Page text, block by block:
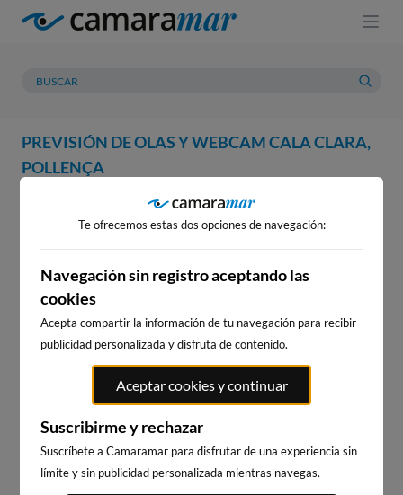
PREVISIÓN DE OLAS Y WEBCAM CALA CLARA,
POLLENÇA
PREVISIÓN METEOROLOGÍA
WEBCAM CALA CLARA,
POLLENÇA
WEBCAMS CERCANAS
Te ofrecemos estas dos opciones de navegación:
Navegación sin registro aceptando las
cookies
Acepta compartir la información de tu navegación para recibir
publicidad personalizada y disfruta de contenido.
Aceptar cookies y continuar
Suscribirme y rechazar
Suscríbete a Camaramar para disfrutar de una experiencia sin
límite y sin publicidad personalizada mientras navegas.